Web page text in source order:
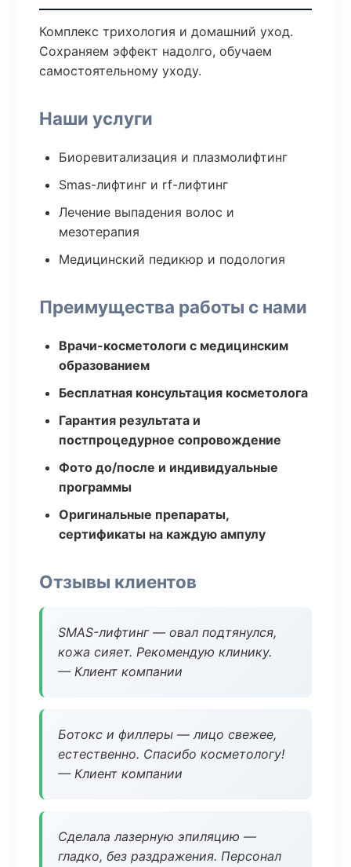
Комплекс трихология и домашний уход.
Сохраняем эффект надолго, обучаем
самостоятельному уходу.
Наши услуги
Биоревитализация и плазмолифтинг
Smas-лифтинг и rf-лифтинг
Лечение выпадения волос и
мезотерапия
Медицинский педикюр и подология
Преимущества работы с нами
Врачи-косметологи с медицинским
образованием
Бесплатная консультация косметолога
Гарантия результата и
постпроцедурное сопровождение
Фото до/после и индивидуальные
программы
Оригинальные препараты,
сертификаты на каждую ампулу
Отзывы клиентов
SMAS-лифтинг — овал подтянулся,
кожа сияет. Рекомендую клинику.
— Клиент компании
Ботокс и филлеры — лицо свежее,
естественно. Спасибо косметологу!
— Клиент компании
Сделала лазерную эпиляцию —
гладко, без раздражения. Персонал